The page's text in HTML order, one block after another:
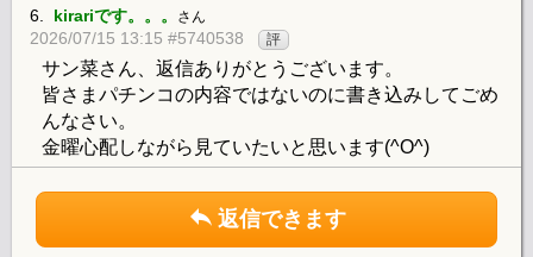
6. kirariです。。。 さん
2026/07/15 13:15 #5740538 評
サン菜さん、返信ありがとうございます。
皆さまパチンコの内容ではないのに書き込みしてごめ
んなさい。
金曜心配しながら見ていたいと思います(^O^)
返信できます